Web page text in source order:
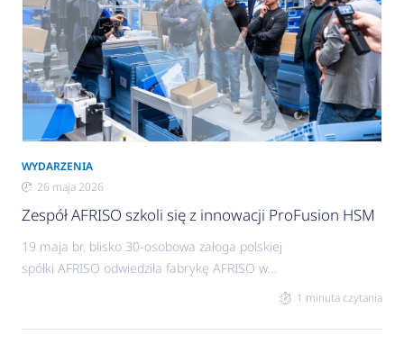
WYDARZENIA
26 maja 2026
Zespół AFRISO szkoli się z innowacji ProFusion HSM
19 maja br. blisko 30-osobowa załoga polskiej
spółki AFRISO odwiedziła fabrykę AFRISO w
ProFusion HSM.
1 minuta czytania